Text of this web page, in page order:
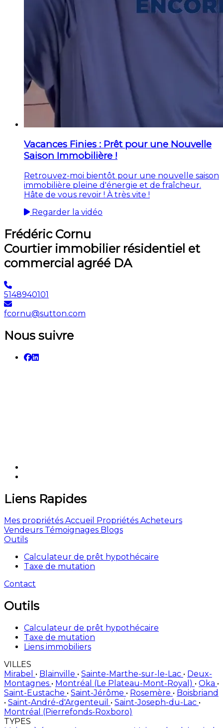
Vacances Finies : Prêt pour une Nouvelle
Saison Immobilière !
Retrouvez-moi bientôt pour une nouvelle saison
immobilière pleine d'énergie et de fraîcheur.
Hâte de vous revoir ! À très vite !
Regarder la vidéo
Frédéric Cornu
Courtier immobilier résidentiel et
commercial agréé DA
5148940101
fcornu@sutton.com
Nous suivre
Liens Rapides
Mes propriétés Accueil Propriétés Acheteurs
Vendeurs Témoignages Blogs
Outils
Calculateur de prêt hypothécaire
Taxe de mutation
Contact
Outils
Calculateur de prêt hypothécaire
Taxe de mutation
Liens immobiliers
VILLES
Mirabel • Blainville • Sainte-Marthe-sur-le-Lac • Deux-
Montagnes • Montréal (Le Plateau-Mont-Royal) • Oka •
Saint-Eustache • Saint-Jérôme • Rosemère • Boisbriand
• Saint-André-d'Argenteuil • Saint-Joseph-du-Lac •
Montréal (Pierrefonds-Roxboro)
TYPES